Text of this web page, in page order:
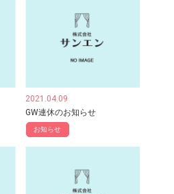
2021.04.09
GW連休のお知らせ
お知らせ